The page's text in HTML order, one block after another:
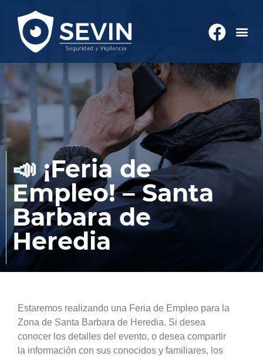
📣 ¡Feria de
Empleo! – Santa
Barbara de
Heredia
Estaremos realizando una Feria de Empleo para la
Zona de Santa Barbara de Heredia. Si desea
conocer los detalles del evento, o desea compartir
la información con sus conocidos y familiares, los